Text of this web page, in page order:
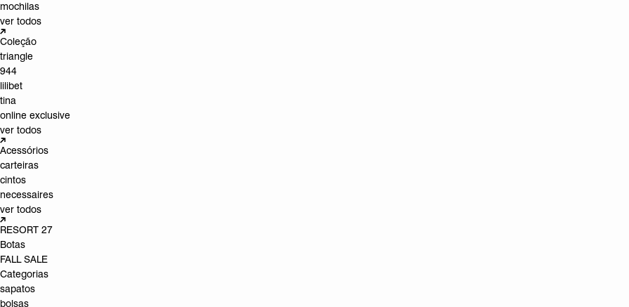
mochilas
ver todos
Coleção
triangle
944
lilibet
tina
online exclusive
ver todos
Acessórios
carteiras
cintos
necessaires
ver todos
RESORT 27
Botas
FALL SALE
Categorias
sapatos
bolsas